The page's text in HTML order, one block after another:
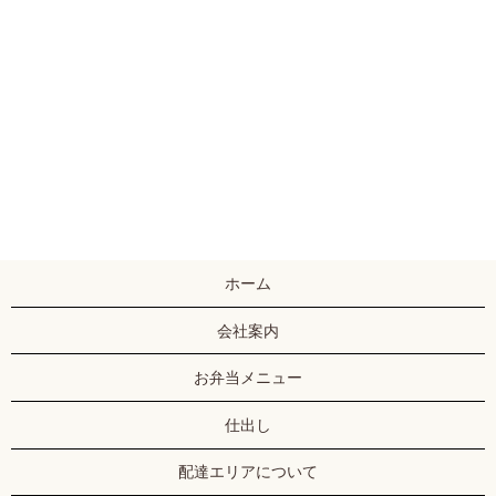
ホーム
会社案内
お弁当メニュー
仕出し
配達エリアについて